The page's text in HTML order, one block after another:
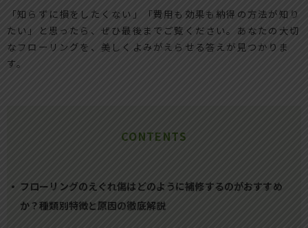
「知らずに損をしたくない」「費用も効果も納得の方法が知り
たい」と思ったら、ぜひ最後までご覧ください。あなたの大切
なフローリングを、美しくよみがえらせる答えが見つかりま
す。
CONTENTS
フローリングのえぐれ傷はどのように補修するのがおすすめ
か？種類別特徴と原因の徹底解説